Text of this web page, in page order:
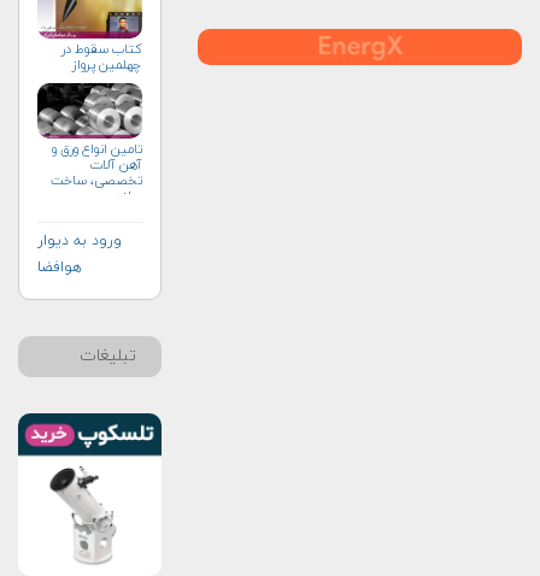
كتاب سقوط در
چهلمين پرواز
تامین انواع ورق و
آهن آلات
تخصصی، ساخت
سازه
ورود به دیوار
هوافضا
تبلیغات